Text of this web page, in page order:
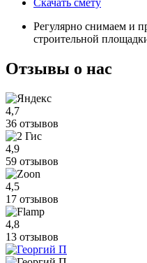
Скачать смету
Регулярно снимаем и
строительной
Отзывы о нас
4,7
36 отзывов
4,9
59 отзывов
4,5
17 отзывов
4,8
13 отзывов